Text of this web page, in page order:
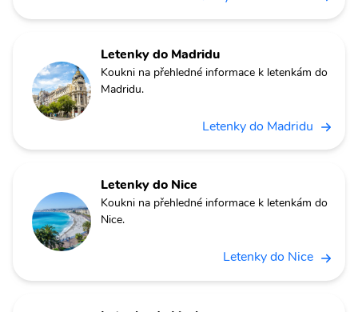
Letenky do Madridu
Koukni na přehledné informace k letenkám do
Madridu.
Letenky do Madridu
Letenky do Nice
Koukni na přehledné informace k letenkám do
Nice.
Letenky do Nice